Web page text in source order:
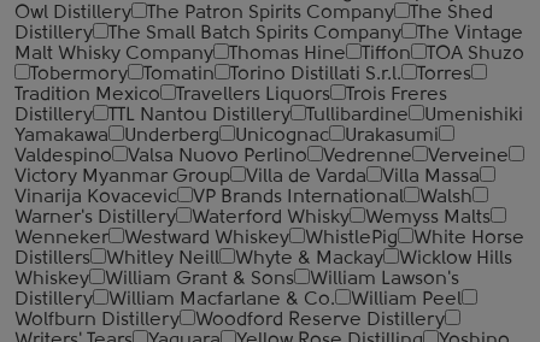
Owl Distillery
The Patron Spirits Company
The Shed
Distillery
The Small Batch Spirits Company
The Vintage
Malt Whisky Company
Thomas Hine Tiffon
TOA Shuzo
Tobermory
Tomatin Torino Distillati S.r.l.
Torres
Tradition Mexico
Travellers Liquors
Trois Freres
Distillery
TTL Nantou Distillery Tullibardine
Umenishiki
Yamakawa
Underberg Unicognac
Urakasumi
Valdespino
Valsa Nuovo Perlino Vedrenne
Verveine
Victory Myanmar Group
Villa de Varda
Villa Massa
Vinarija Kovacevic
VP Brands International
Walsh
Warner's Distillery
Waterford Whisky
Wemyss Malts
Wenneker
Westward Whiskey WhistlePig
White Horse
Distillers
Whitley Neill Whyte & Mackay
Wicklow Hills
Whiskey
William Grant & Sons
William Lawson's
Distillery
William Macfarlane & Co.
William Peel
Wolfburn Distillery
Woodford Reserve Distillery